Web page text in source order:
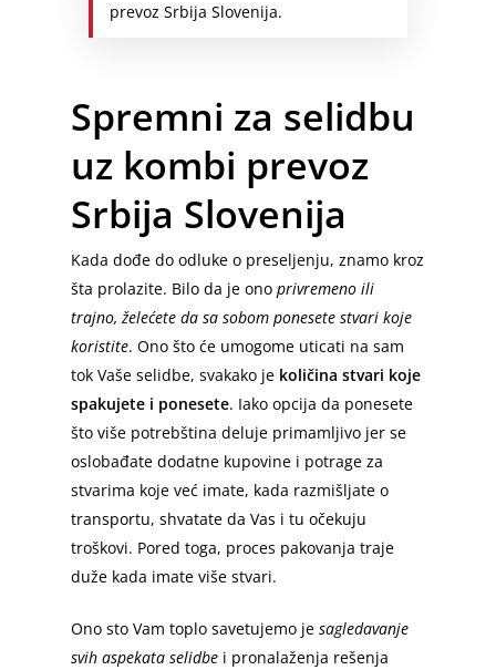
prevoz Srbija Slovenija.
Spremni za selidbu
uz kombi prevoz
Srbija Slovenija
Kada dođe do odluke o preseljenju, znamo kroz
šta prolazite. Bilo da je onoprivremeno ili
trajno, želećete da sa sobom ponesete stvari koje
koristite. Ono što će umogome uticati na sam
tok Vaše selidbe, svakako je količina stvari koje
spakujete i ponesete. Iako opcija da ponesete
što više potrebština deluje primamljivo jer se
oslobađate dodatne kupovine i potrage za
stvarima koje već imate, kada razmišljate o
transportu, shvatate da Vas i tu očekuju
troškovi. Pored toga, proces pakovanja traje
duže kada imate više stvari.
Ono sto Vam toplo savetujemo jesagledavanje
svih aspekata selidbe i pronalaženja rešenja